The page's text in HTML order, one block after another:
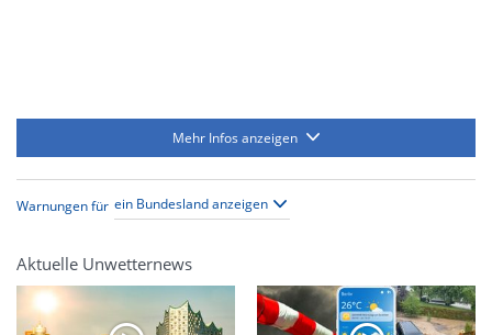
Mehr Infos anzeigen
Warnungen für
Aktuelle Unwetternews